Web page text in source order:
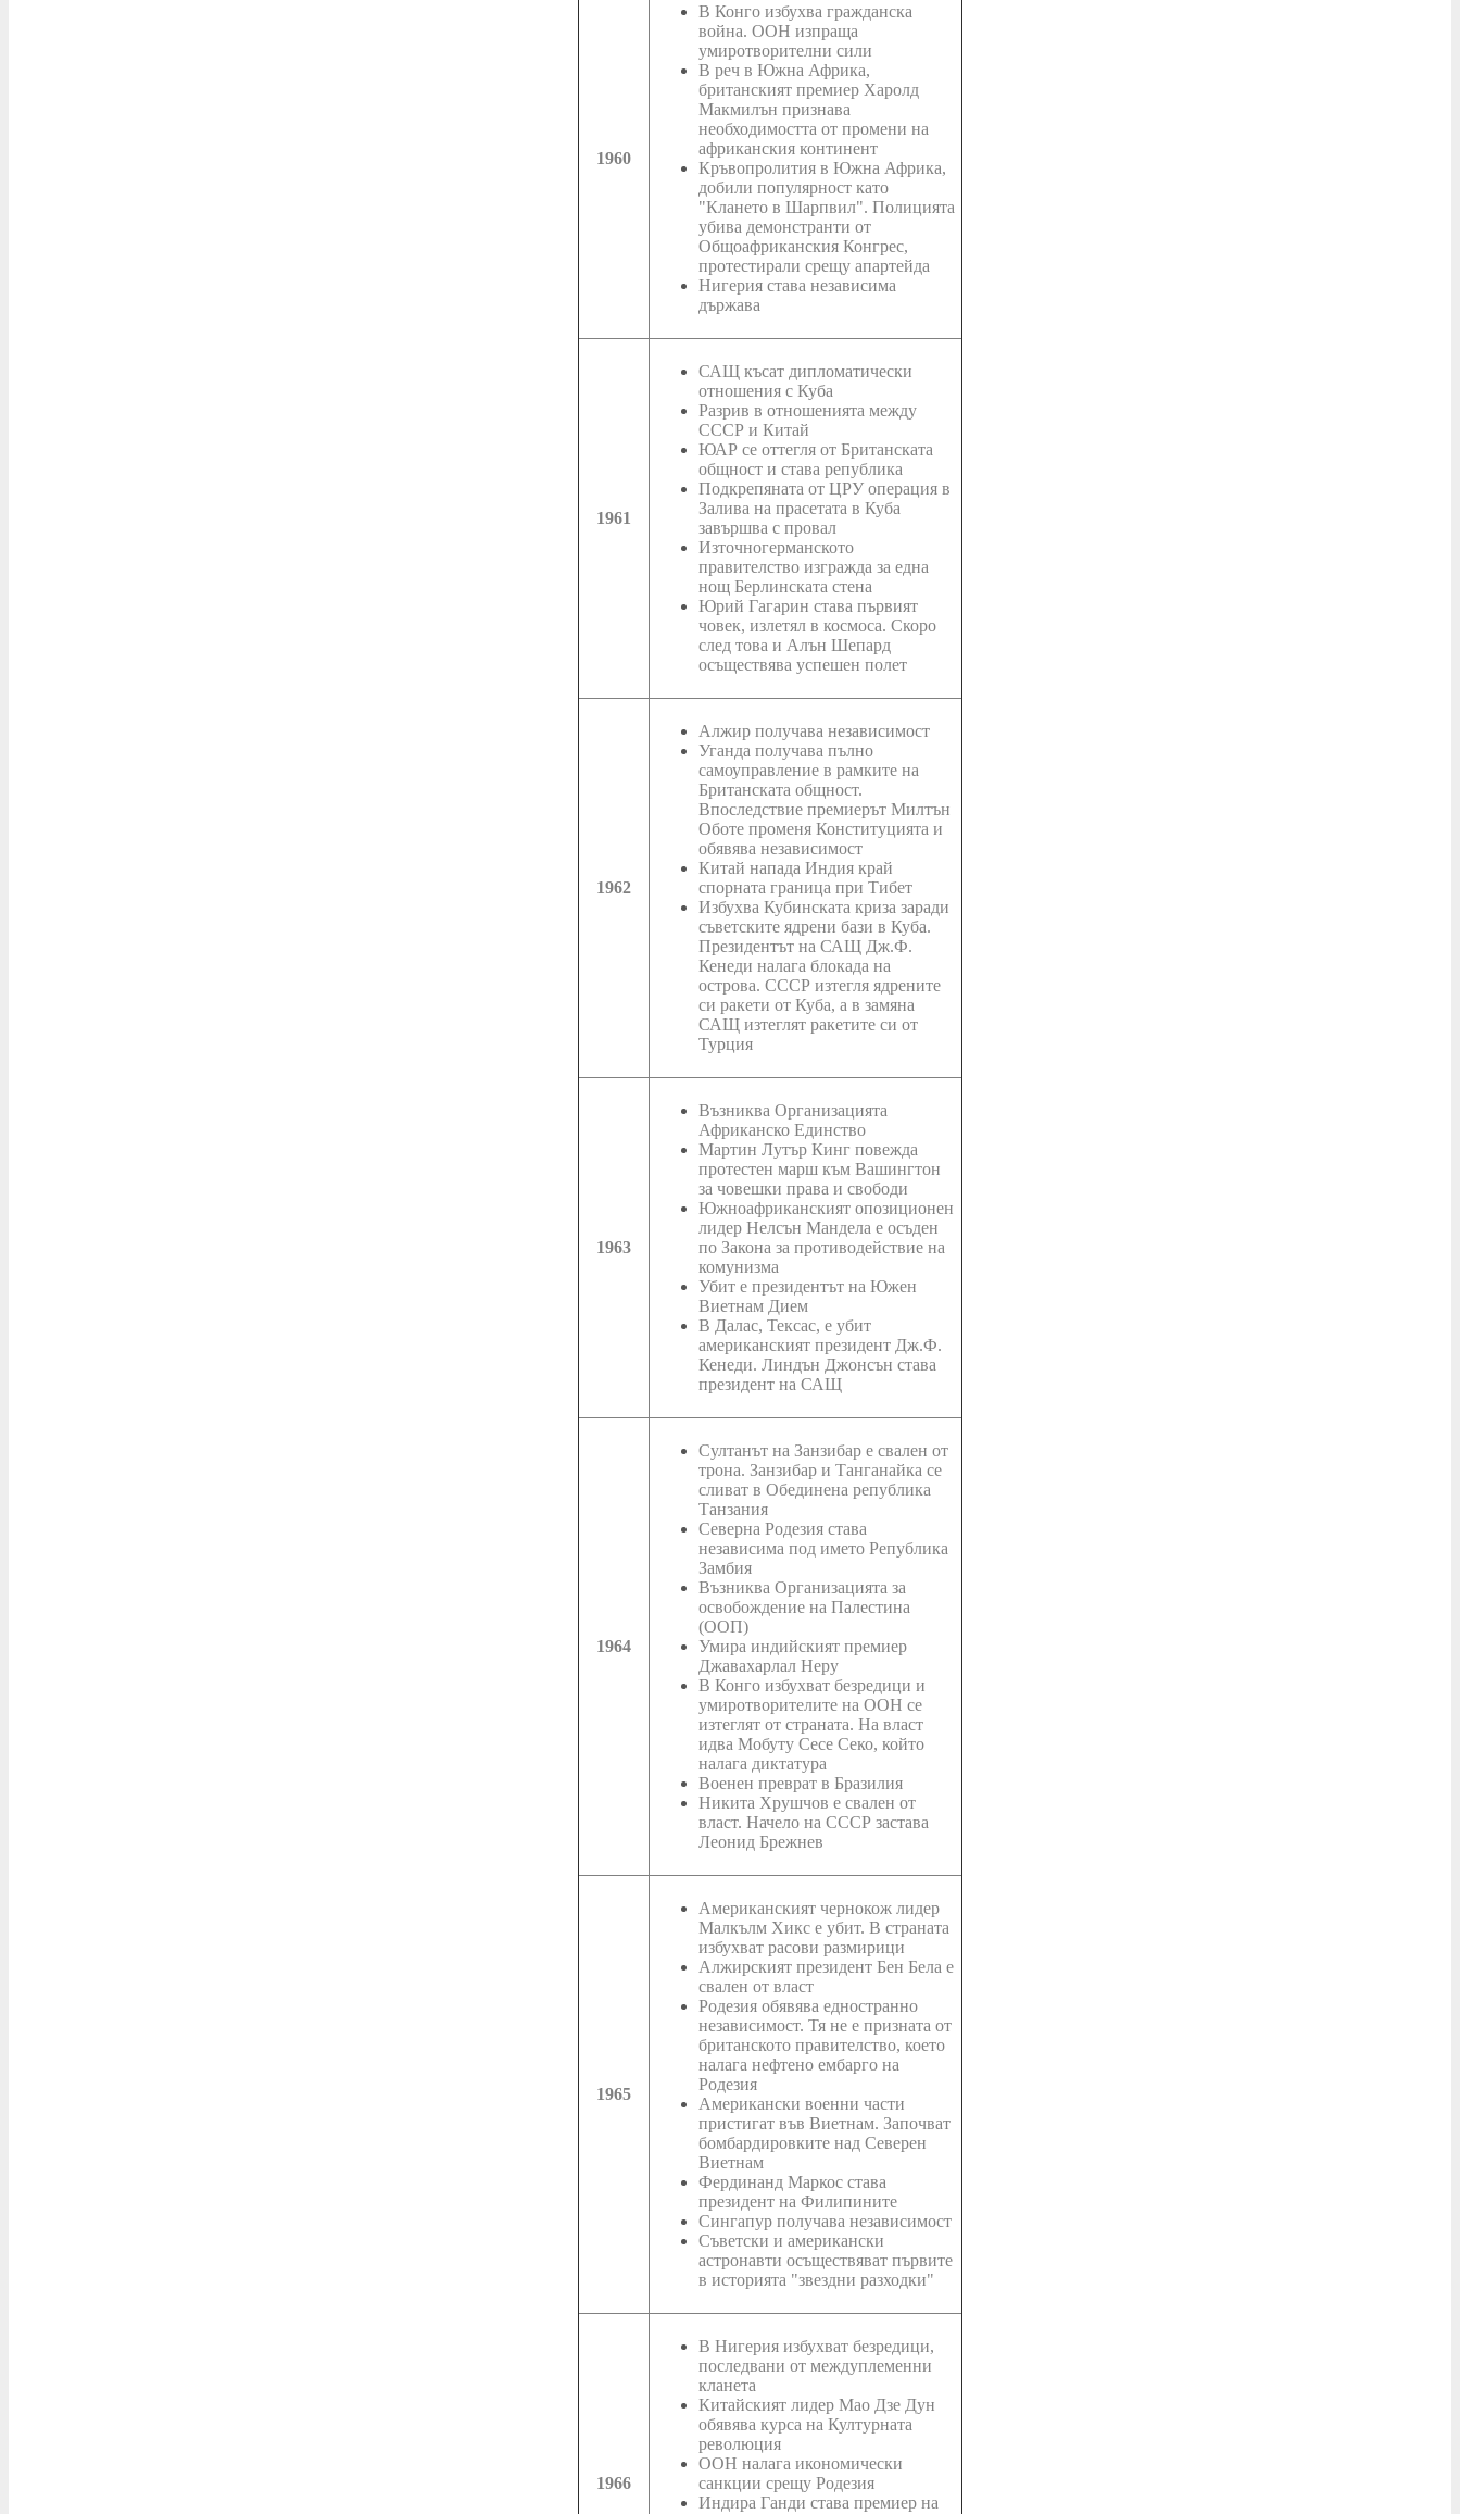
1960
В Конго избухва гражданска
война. ООН изпраща
умиротворителни сили
В реч в Южна Африка,
британският премиер Харолд
Макмилън признава
необходимостта от промени на
африканския континент
Кръвопролития в Южна Африка,
добили популярност като
"Клането в Шарпвил". Полицията
убива демонстранти от
Общоафриканския Конгрес,
протестирали срещу апартейда
Нигерия става независима
държава
1961
САЩ късат дипломатически
отношения с Куба
Разрив в отношенията между
СССР и Китай
ЮАР се оттегля от Британската
общност и става република
Подкрепяната от ЦРУ операция в
Залива на прасетата в Куба
завършва с провал
Източногерманското
правителство изгражда за една
нощ Берлинската стена
Юрий Гагарин става първият
човек, излетял в космоса. Скоро
след това и Алън Шепард
осъществява успешен полет
1962
Алжир получава независимост
Уганда получава пълно
самоуправление в рамките на
Британската общност.
Впоследствие премиерът Милтън
Оботе променя Конституцията и
обявява независимост
Китай напада Индия край
спорната граница при Тибет
Избухва Кубинската криза заради
съветските ядрени бази в Куба.
Президентът на САЩ Дж.Ф.
Кенеди налага блокада на
острова. СССР изтегля ядрените
си ракети от Куба, а в замяна
САЩ изтеглят ракетите си от
Турция
1963
Възниква Организацията
Африканско Единство
Мартин Лутър Кинг повежда
протестен марш към Вашингтон
за човешки права и свободи
Южноафриканският опозиционен
лидер Нелсън Мандела е осъден
по Закона за противодействие на
комунизма
Убит е президентът на Южен
Виетнам Дием
В Далас, Тексас, е убит
американският президент Дж.Ф.
Кенеди. Линдън Джонсън става
президент на САЩ
1964
Султанът на Занзибар е свален от
трона. Занзибар и Танганайка се
сливат в Обединена република
Танзания
Северна Родезия става
независима под името Република
Замбия
Възниква Организацията за
освобождение на Палестина
(ООП)
Умира индийският премиер
Джавахарлал Неру
В Конго избухват безредици и
умиротворителите на ООН се
изтеглят от страната. На власт
идва Мобуту Сесе Секо, който
налага диктатура
Военен преврат в Бразилия
Никита Хрушчов е свален от
власт. Начело на СССР застава
Леонид Брежнев
1965
Американският чернокож лидер
Малкълм Хикс е убит. В страната
избухват расови размирици
Алжирският президент Бен Бела е
свален от власт
Родезия обявява едностранно
независимост. Тя не е призната от
британското правителство, което
налага нефтено ембарго на
Родезия
Американски военни части
пристигат във Виетнам. Започват
бомбардировките над Северен
Виетнам
Фердинанд Маркос става
президент на Филипините
Сингапур получава независимост
Съветски и американски
астронавти осъществяват първите
в историята "звездни разходки"
1966
В Нигерия избухват безредици,
последвани от междуплеменни
кланета
Китайският лидер Мао Дзе Дун
обявява курса на Културната
революция
ООН налага икономически
санкции срещу Родезия
Индира Ганди става премиер на